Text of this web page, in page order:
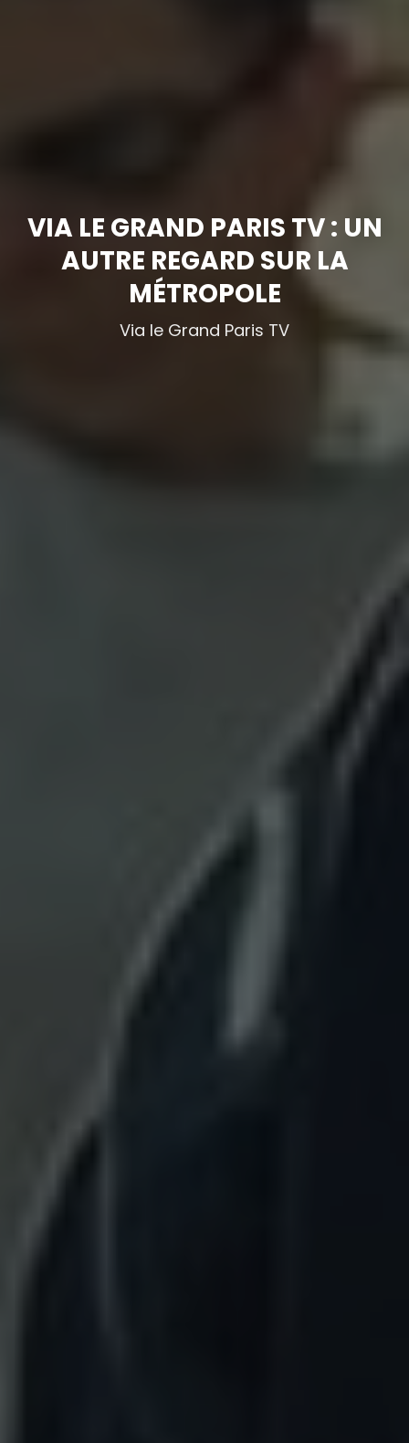
VIA LE GRAND PARIS TV : UN
AUTRE REGARD SUR LA
MÉTROPOLE
Via le Grand Paris TV